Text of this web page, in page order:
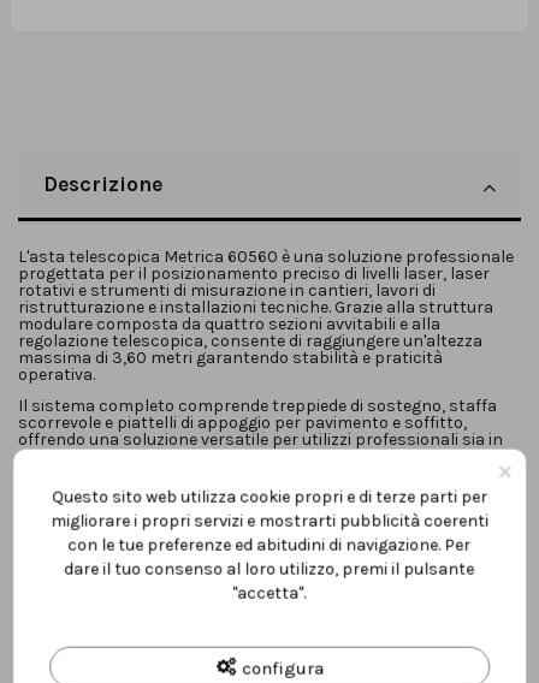
Descrizione
L'asta telescopica Metrica 60560 è una soluzione professionale
progettata per il posizionamento preciso di livelli laser, laser
rotativi e strumenti di misurazione in cantieri, lavori di
ristrutturazione e installazioni tecniche. Grazie alla struttura
modulare composta da quattro sezioni avvitabili e alla
regolazione telescopica, consente di raggiungere un'altezza
massima di 3,60 metri garantendo stabilità e praticità
operativa.
Il sistema completo comprende treppiede di sostegno, staffa
scorrevole e piattelli di appoggio per pavimento e soffitto,
offrendo una soluzione versatile per utilizzi professionali sia in
ambienti interni sia durante lavori di installazione.
Marca: Metrica
Modello:60560
Altezza massima: 3,60 m
Struttura:4 sezioni avvitabili
Regolazione telescopica dell'altezza
Sistema di bloccaggio a ghiera
Piano di appoggio scorrevole verticale
Treppiede di sostegno incluso
×
Questo sito web utilizza cookie propri e di terze parti per
migliorare i propri servizi e mostrarti pubblicità coerenti
con le tue preferenze ed abitudini di navigazione. Per
dare il tuo consenso al loro utilizzo, premi il pulsante
"accetta".
configura